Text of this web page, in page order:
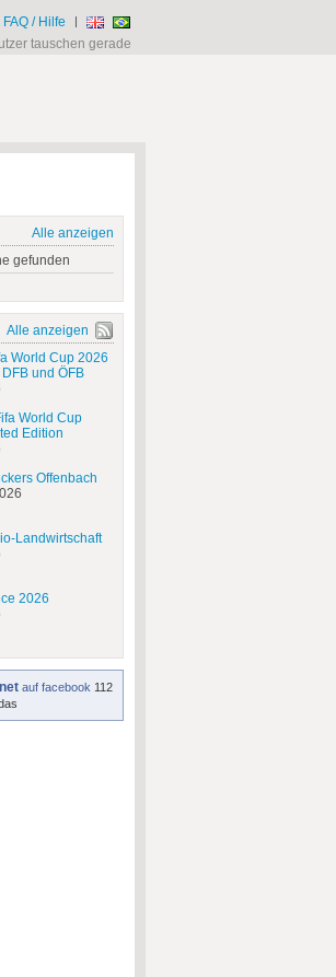
FAQ / Hilfe |
tauschen gerade
Alle anzeigen
gefunden
Alle anzeigen
World Cup 2026
und ÖFB
World Cup
Edition
Offenbach
Landwirtschaft
2026
auf facebook 112